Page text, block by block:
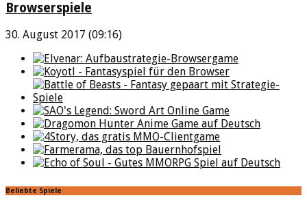
Browserspiele
30. August 2017 (09:16)
Beliebte Spiele